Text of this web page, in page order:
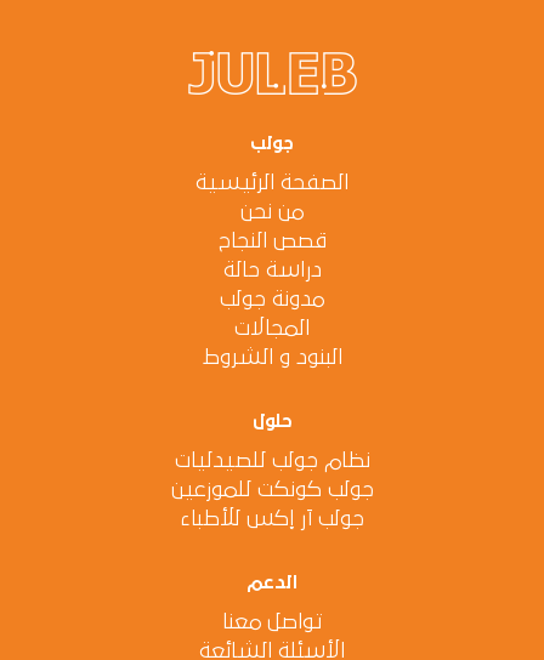
جولب
الصفحة الرئيسية
من نحن
قصص النجاح
دراسة حالة
مدونة جولب
المجالات
البنود و الشروط
حلول
نظام جولب للصيدليات
جولب كونكت للموزعين
جولب آر إكس للأطباء
الدعم
تواصل معنا
الأسئلة الشائعة